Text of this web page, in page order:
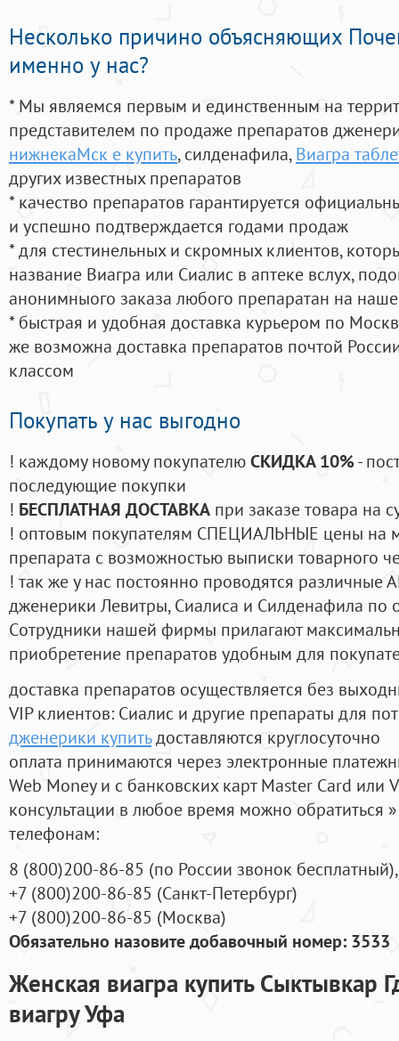
Несколько причино объясняющих
именно у нас?
* Мы являемся первым и единственным на
представителем по продаже препаратов
нижнекаМск е купить, силденафила, Виагра
других известных препаратов
* качество препаратов гарантируется
и успешно подтверждается годами продаж
* для стестинельных и скромных клиентов,
название Виагра или Сиалис в аптеке вслух,
анонимныого заказа любого препаратан на
* быстрая и удобная доставка курьером по
же возможна доставка препаратов почтой
классом
Покупать у нас выгодно
! каждому новому покупателюСКИДКА 10%-
последующие покупки
! БЕСПЛАТНАЯ ДОСТАВКА при заказе товара на
! оптовым покупателям СПЕЦИАЛЬНЫЕ цены на
препарата с возможностью выписки товарного
! так же у нас постоянно проводятся
дженерики Левитры, Сиалиса и Силденафила по
Cотрудники нашей фирмы прилагают
приобретение препаратов удобным для
доставка препаратов осуществляется без
VIP клиентов: Сиалис и другие препараты для
дженерики купитьдоставляются круглосуточно
оплата принимаются через электронные
Web Money и с банковских карт Master Card или
консультации в любое время можно обратиться
телефонам:
8 (800)200-86-85 (по России звонок бесплатный),
+7 (800)200-86-85 (Санкт-Петербург)
+7 (800)200-86-85 (Москва)
Обязательно назовите добавочный номер: 3533
Женская виагра купить Сыктывкар
виагру Уфа